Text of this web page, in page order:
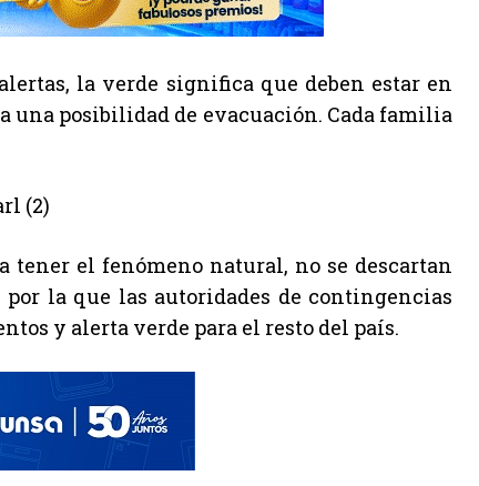
la verde significa que deben estar en
posibilidad de evacuación. Cada familia
el fenómeno natural, no se descartan
la que las autoridades de contingencias
y alerta verde para el resto del país.